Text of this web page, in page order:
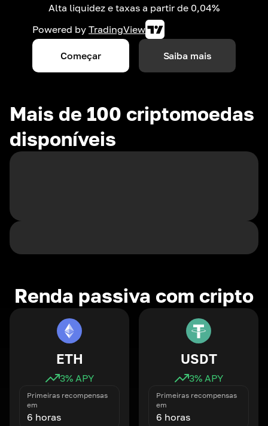
Alta liquidez e taxas a partir de 0,04%
Powered by TradingView
Começar Saiba mais
Mais de 100 criptomoedas
disponíveis
Renda passiva com cripto
ETH
3% APY
Primeiras recompensas
em
6 horas
USDT
3% APY
Primeiras recompensas
em
6 horas